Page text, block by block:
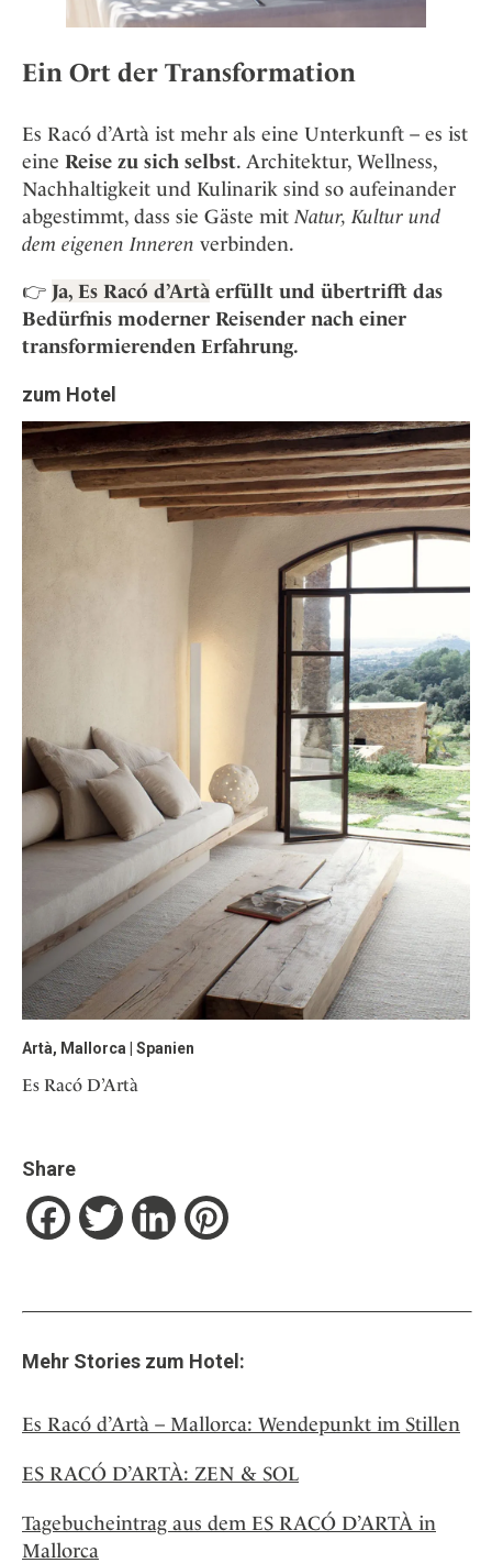
Ein Ort der Transformation
Es Racó d’Artà ist mehr als eine Unterkunft – es ist
eine Reise zu sich selbst. Architektur, Wellness,
Nachhaltigkeit und Kulinarik sind so aufeinander
abgestimmt, dass sie Gäste mit Natur, Kultur und
dem eigenen Inneren verbinden.
👉 Ja, Es Racó d’Artà erfüllt und übertrifft das
Bedürfnis moderner Reisender nach einer
transformierenden Erfahrung.
zum Hotel
Artà, Mallorca | Spanien
Es Racó D’Artà
Share
FacebookTwitter LinkedIn
Mehr Stories zum Hotel:
Es Racó d’Artà – Mallorca: Wendepunkt im Stillen
ES RACÓ D’ARTÀ: ZEN & SOL
Tagebucheintrag aus dem ES RACÓ D’ARTÀ in
Mallorca